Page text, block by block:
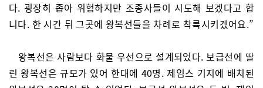
다. 굉장히 좁아 위험하지만 조종사들이 시도해 보겠다고 합
니다. 한 시간 뒤 그곳에 왕복선들을 차례로 착륙시키겠어요.”
왕복선은 사람보다 화물 우선으로 설계되었다. 보급선에 딸
린 왕복선은 규모가 있어 한대에 40명. 제임스 기지에 배치된